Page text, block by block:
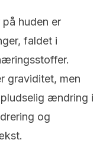
huden er
faldet i
graviditet, men
ændring i
og